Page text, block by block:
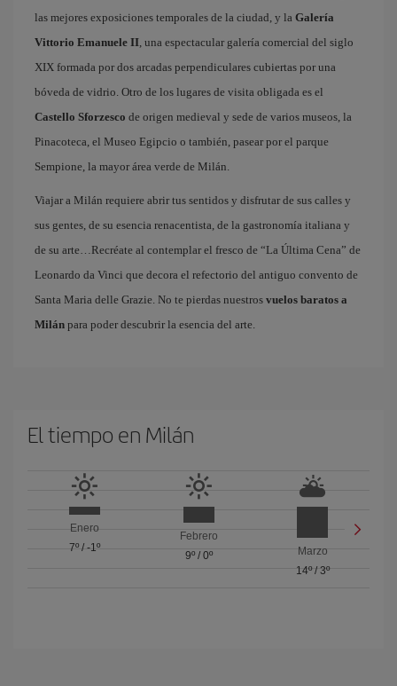
las mejores exposiciones temporales de la ciudad, y la Galería
Vittorio Emanuele II, una espectacular galería comercial del siglo
XIX formada por dos arcadas perpendiculares cubiertas por una
bóveda de vidrio. Otro de los lugares de visita obligada es el
Castello Sforzesco de origen medieval y sede de varios museos, la
Pinacoteca, el Museo Egipcio o también, pasear por el parque
Sempione, la mayor área verde de Milán.
Viajar a Milán requiere abrir tus sentidos y disfrutar de sus calles y
sus gentes, de su esencia renacentista, de la gastronomía italiana y
de su arte…Recréate al contemplar el fresco de “La Última Cena” de
Leonardo da Vinci que decora el refectorio del antiguo convento de
Santa Maria delle Grazie. No te pierdas nuestros vuelos baratos a
Milán para poder descubrir la esencia del arte.
El tiempo en Milán
Enero
7º/ -1º
Febrero
9º/ 0º
Marzo
14º/ 3º